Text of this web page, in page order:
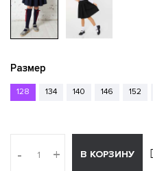
Размер
128 134 140 146 152
- + В КОРЗИНУ